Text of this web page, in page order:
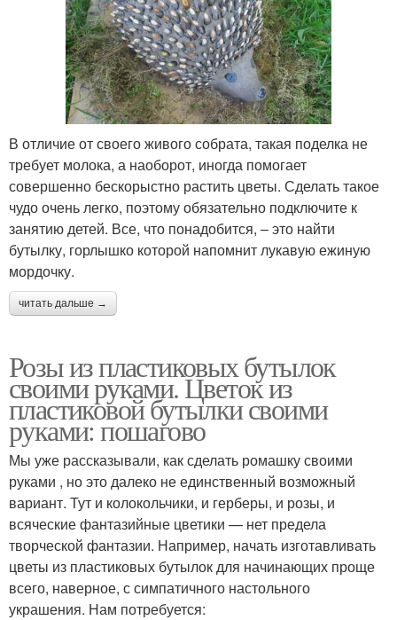
В отличие от своего живого собрата, такая поделка не
требует молока, а наоборот, иногда помогает
совершенно бескорыстно растить цветы. Сделать такое
чудо очень легко, поэтому обязательно подключите к
занятию детей. Все, что понадобится, – это найти
бутылку, горлышко которой напомнит лукавую ежиную
мордочку.
читать дальше →
Розы из пластиковых бутылок
своими руками. Цветок из
пластиковой бутылки своими
руками: пошагово
Мы уже рассказывали, как сделать ромашку своими
руками , но это далеко не единственный возможный
вариант. Тут и колокольчики, и герберы, и розы, и
всяческие фантазийные цветики — нет предела
творческой фантазии. Например, начать изготавливать
цветы из пластиковых бутылок для начинающих проще
всего, наверное, с симпатичного настольного
украшения. Нам потребуется: